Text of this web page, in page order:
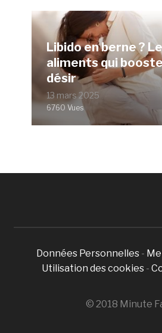
Libido en berne ?
aliments qui
désir
13 mars 2025
6760 Vues
Données Personnelles -
Utilisation des cookies -
© 2018 Minute